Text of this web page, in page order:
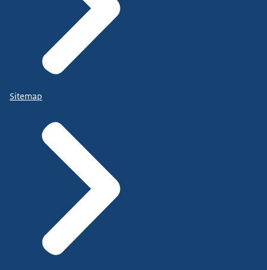
Sitemap